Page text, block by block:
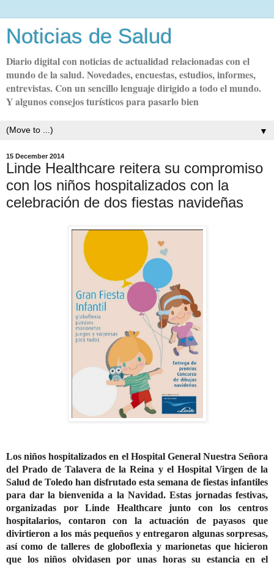
Noticias de Salud
Diario digital con noticias de actualidad relacionadas con el
mundo de la salud. Novedades, encuestas, estudios, informes,
entrevistas. Con un sencillo lenguaje dirigido a todo el mundo.
Y algunos consejos turísticos para pasarlo bien
▼
15 December 2014
Linde Healthcare reitera su compromiso
con los niños hospitalizados con la
celebración de dos fiestas navideñas
Los niños hospitalizados en el Hospital General Nuestra Señora
del Prado de Talavera de la Reina y el Hospital Virgen de la
Salud de Toledo han disfrutado esta semana de fiestas infantiles
para dar la bienvenida a la Navidad. Estas jornadas festivas,
organizadas por Linde Healthcare junto con los centros
hospitalarios, contaron con la actuación de payasos que
divirtieron a los más pequeños y entregaron algunas sorpresas,
así como de talleres de globoflexia y marionetas que hicieron
que los niños olvidasen por unas horas su estancia en el